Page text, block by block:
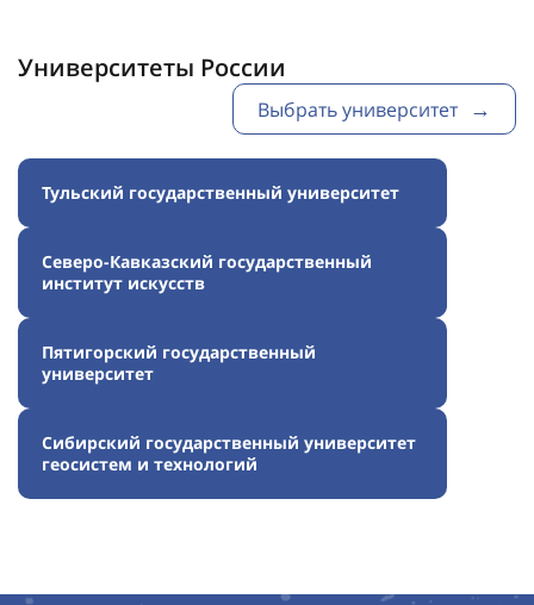
Университеты России
Выбрать университет
Тульский государственный университет
Северо-Кавказский государственный
институт искусств
Пятигорский государственный
университет
Сибирский государственный университет
геосистем и технологий